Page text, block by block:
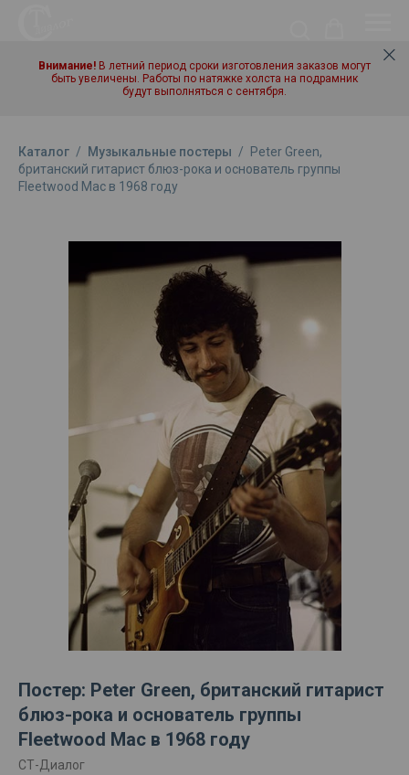
Внимание! В летний период сроки изготовления заказов могут
быть увеличены. Работы по натяжке холста на подрамник
будут выполняться с сентября.
Каталог / Музыкальные постеры /
Peter Green,
британский гитарист блюз-рока и основатель группы
Fleetwood Mac в 1968 году
Постер: Peter Green, британский гитарист
блюз-рока и основатель группы
Fleetwood Mac в 1968 году
СТ-Диалог